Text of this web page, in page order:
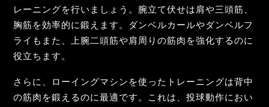
レーニングを行いましょう。腕立て伏せは肩や三頭筋、
胸筋を効率的に鍛えます。ダンベルカールやダンベルフ
ライもまた、上腕二頭筋や肩周りの筋肉を強化するのに
役立ちます。
さらに、ローイングマシンを使ったトレーニングは背中
の筋肉を鍛えるのに最適です。これは、投球動作におい